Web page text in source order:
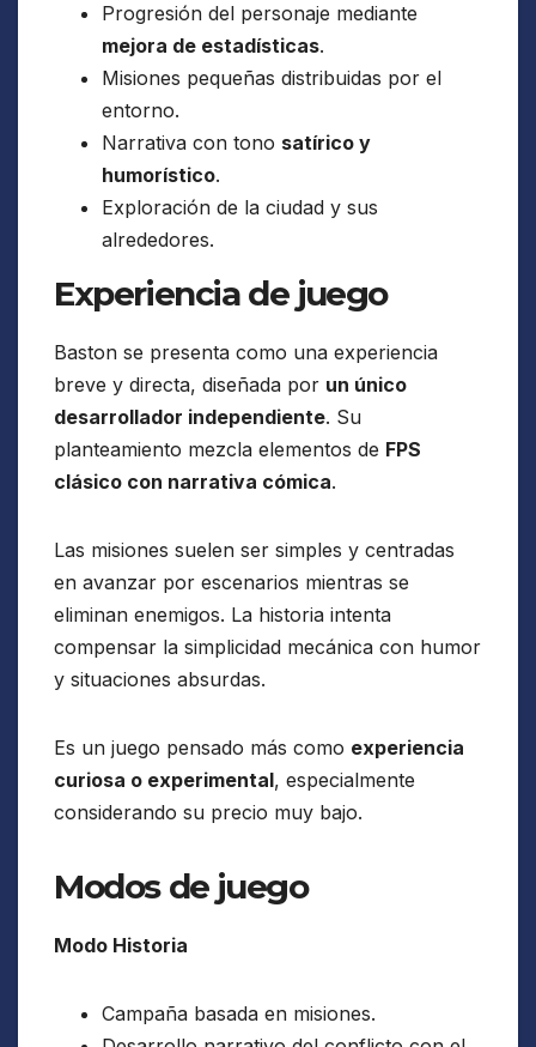
Progresión del personaje mediante
mejora de estadísticas.
Misiones pequeñas distribuidas por el
entorno.
Narrativa con tono satírico y
humorístico.
Exploración de la ciudad y sus
alrededores.
Experiencia de juego
Baston se presenta como una experiencia
breve y directa, diseñada por un único
desarrollador independiente. Su
planteamiento mezcla elementos de FPS
clásico con narrativa cómica.
Las misiones suelen ser simples y centradas
en avanzar por escenarios mientras se
eliminan enemigos. La historia intenta
compensar la simplicidad mecánica con humor
y situaciones absurdas.
Es un juego pensado más como experiencia
curiosa o experimental, especialmente
considerando su precio muy bajo.
Modos de juego
Modo Historia
Campaña basada en misiones.